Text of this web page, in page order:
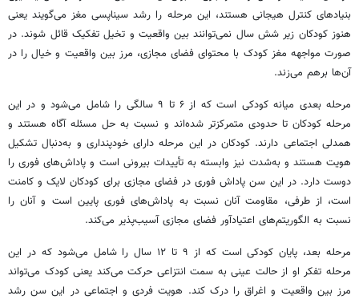
بنیادهای کنترل هیجانی هستند، این مرحله را رشد سیناپسی مغز می‌گویند یعنی
هنوز کودکان زیر شش سال نمی‌توانند بین واقعیت و تخیل تفکیک قائل شوند. در
صورت مواجهه مغز کودک با محتوای فضای مجازی، مرز بین واقعیت و خیال را در
آن‌ها برهم می‌زند.
مرحله بعدی میانه کودکی است که از ۶ تا ۹ سالگی را شامل می‌شود و در این
مرحله کودکان تا حدودی متمرکزتر شده‌اند و نسبت به حل مسئله آگاه هستند و
همدلی اجتماعی دارند. کودکان در این مرحله دارای خودپنداری و به‌دنبال تشکیل
هویت هستند و به‌شدت نیز وابسته به تأییدات بیرونی است و پاداش‌های فوری را
دوست دارد. در این سن پاداش فوری در فضای مجازی برای کودکان لایک و کامنت
است، از طرفی، مقاومت آنان نسبت به پاداش‌های فوری پایین است و آنان را
نسبت به الگوریتم‌های اعتیادآور فضای مجازی آسیب‌پذیر می‌کند.
مرحله بعد، پایان کودکی است که از ۹ تا ۱۲ سال را شامل می‌شود که در این
مرحله تفکر او از حالت عینی به سمت انتزاعی حرکت می‌کند یعنی کودک می‌تواند
مرز بین واقعیت و اغراق را درک کند. هویت فردی و اجتماعی در این سن رشد